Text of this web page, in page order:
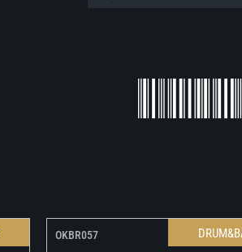
OKBR057